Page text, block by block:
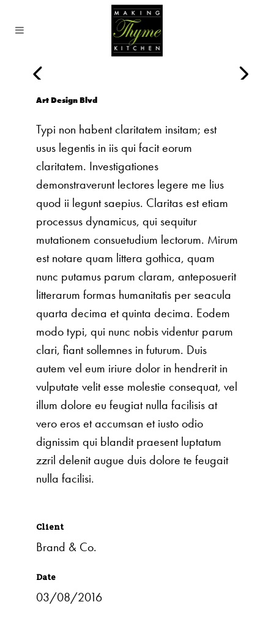
Art Design Blvd
Typi non habent claritatem insitam; est
usus legentis in iis qui facit eorum
claritatem. Investigationes
demonstraverunt lectores legere me lius
quod ii legunt saepius. Claritas est etiam
processus dynamicus, qui sequitur
mutationem consuetudium lectorum. Mirum
est notare quam littera gothica, quam
nunc putamus parum claram, anteposuerit
litterarum formas humanitatis per seacula
quarta decima et quinta decima. Eodem
modo typi, qui nunc nobis videntur parum
clari, fiant sollemnes in futurum. Duis
autem vel eum iriure dolor in hendrerit in
vulputate velit esse molestie consequat, vel
illum dolore eu feugiat nulla facilisis at
vero eros et accumsan et iusto odio
dignissim qui blandit praesent luptatum
zzril delenit augue duis dolore te feugait
nulla facilisi.
Client
Brand & Co.
Date
03/08/2016